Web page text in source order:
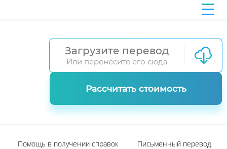
Загрузите перевод
Или перенесите его сюда
Рассчитать стоимость
Помощь в получении справок Письменный перевод